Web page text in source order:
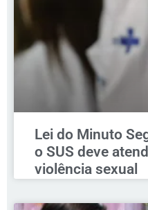
Lei do Minuto
o SUS deve
violência sexual